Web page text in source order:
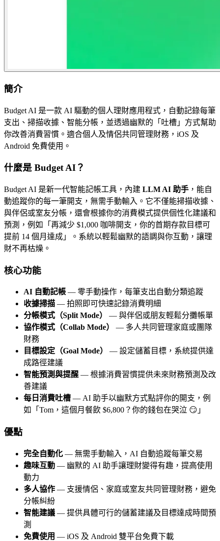
簡介
Budget AI 是一款 AI 驅動的個人理財應用程式，自動記錄每筆
支出、掃描收據、智能分帳，並透過幽默的「吐槽」方式幫助
你改善消費習慣。適合個人及情侶共同管理財務，iOS 及
Android 免費使用。
什麼是 Budget AI？
Budget AI 是新一代智能記帳工具，內建 LLM AI 助手 ，能自
動追蹤你的每一筆開支，無需手動輸入。它不僅能掃描收據、
與伴侶或室友分帳，還會根據你的消費模式提供個性化建議和
預測，例如「再減少 $1,000 咖啡開支，你的首期存款目標可
提前 14 個月達成」。系統以輕鬆幽默的語調與你互動，讓理
財不再枯燥。
核心功能
AI 自動記帳 — 零手動操作，每筆支出自動分類追蹤
收據掃描 — 拍照即可快速記錄消費明細
分帳模式（Split Mode）
— 與伴侶或朋友輕鬆分攤帳單
協作模式（Collab Mode）
— 多人共同管理家庭或團隊
財務
目標設定（Goal Mode）
— 設定儲蓄目標，系統提供達
成路徑建議
智能預測與提醒 — 根據消費習慣提供未來財務預測及改
善建議
每日消費吐槽 — AI 助手以幽默方式點評你的開支，例
如「Tom，這個月餐飲 $6,800？你的錢包在哭泣 😏」
優點
完全自動化 — 無需手動輸入，AI 自動追蹤每筆交易
趣味互動 — 幽默的 AI 助手讓理財變得有趣，提高使用
動力
多人協作 — 支援情侶、家庭或室友共同管理財務，避免
分帳糾紛
智能建議 — 提供具體可行的儲蓄建議及目標達成時間預
測
免費使用 — iOS 及 Android 雙平台免費下載